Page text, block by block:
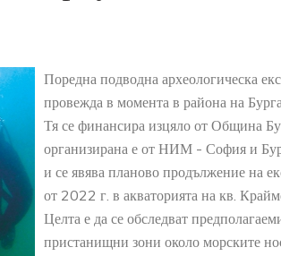
Поредна подводна археологическа
провежда в момента в района на
Тя се финансира изцяло от Община
организирана е от НИМ - София и
и се явява планово продължение на
от 2022 г. в акваторията на кв.
Целта е да се обследват
пристанищни зони около морските